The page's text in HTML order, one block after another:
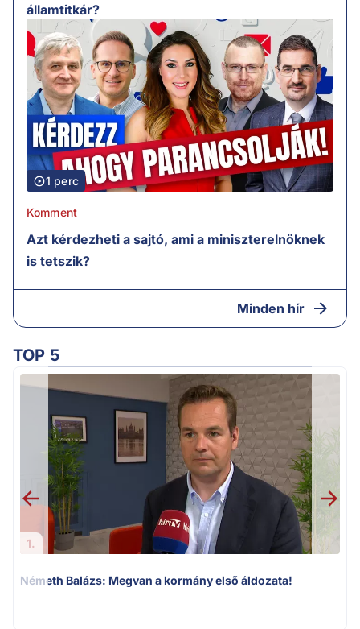
államtitkár?
1 perc
Komment
Azt kérdezheti a sajtó, ami a miniszterelnöknek
is tetszik?
Minden hír
TOP 5
1.
Németh Balázs: Megvan a kormány első áldozata!